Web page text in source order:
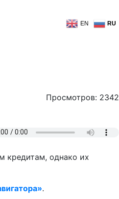
EN RU
Просмотров: 2342
кредитам, однако их
.